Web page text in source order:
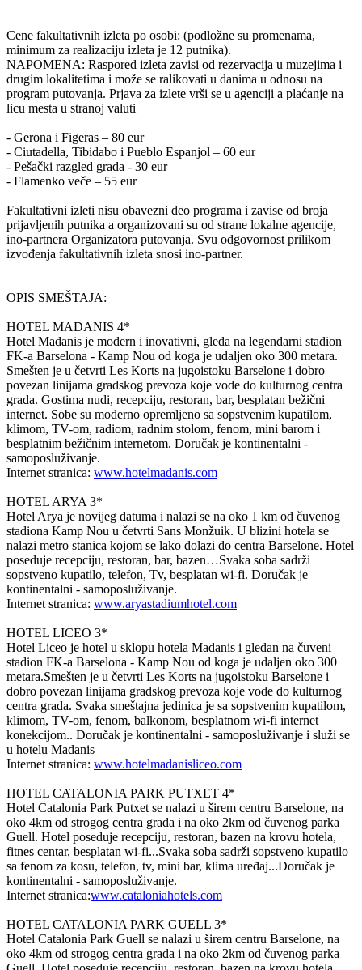
Cene fakultativnih izleta po osobi: (podložne su promenama,
minimum za realizaciju izleta je 12 putnika).
NAPOMENA: Raspored izleta zavisi od rezervacija u muzejima i
drugim lokalitetima i može se ralikovati u danima u odnosu na
program putovanja. Prjava za izlete vrši se u agenciji a plaćanje na
licu mesta u stranoj valuti
- Gerona i Figeras – 80 eur
- Ciutadella, Tibidabo i Pueblo Espanjol – 60 eur
- Pešački razgled grada - 30 eur
- Flamenko veče – 55 eur
Fakultativni izleti nisu obavezni deo programa i zavise od broja
prijavljenih putnika a organizovani su od strane lokalne agencije,
ino-partnera Organizatora putovanja. Svu odgovornost prilikom
izvođenja fakultativnih izleta snosi ino-partner.
OPIS SMEŠTAJA:
HOTEL MADANIS 4*
Hotel Madanis je modern i inovativni, gleda na legendarni stadion
FK-a Barselona - Kamp Nou od koga je udaljen oko 300 metara.
Smešten je u četvrti Les Korts na jugoistoku Barselone i dobro
povezan linijama gradskog prevoza koje vode do kulturnog centra
grada. Gostima nudi, recepciju, restoran, bar, besplatan bežični
internet. Sobe su moderno opremljeno sa sopstvenim kupatilom,
klimom, TV-om, radiom, radnim stolom, fenom, mini barom i
besplatnim bežičnim internetom. Doručak je kontinentalni -
samoposluživanje.
Internet stranica: www.hotelmadanis.com
HOTEL ARYA 3*
Hotel Arya je novijeg datuma i nalazi se na oko 1 km od čuvenog
stadiona Kamp Nou u četvrti Sans Monžuik. U blizini hotela se
nalazi metro stanica kojom se lako dolazi do centra Barselone. Hotel
poseduje recepciju, restoran, bar, bazen…Svaka soba sadrži
sopstveno kupatilo, telefon, Tv, besplatan wi-fi. Doručak je
kontinentalni - samoposluživanje.
Internet stranica: www.aryastadiumhotel.com
HOTEL LICEO 3*
Hotel Liceo je hotel u sklopu hotela Madanis i gledan na čuveni
stadion FK-a Barselona - Kamp Nou od koga je udaljen oko 300
metara.Smešten je u četvrti Les Korts na jugoistoku Barselone i
dobro povezan linijama gradskog prevoza koje vode do kulturnog
centra grada. Svaka smeštajna jedinica je sa sopstvenim kupatilom,
klimom, TV-om, fenom, balkonom, besplatnom wi-fi internet
konekcijom.. Doručak je kontinentalni - samoposluživanje i služi se
u hotelu Madanis
Internet stranica: www.hotelmadanisliceo.com
HOTEL CATALONIA PARK PUTXET 4*
Hotel Catalonia Park Putxet se nalazi u širem centru Barselone, na
oko 4km od strogog centra grada i na oko 2km od čuvenog parka
Guell. Hotel poseduje recepciju, restoran, bazen na krovu hotela,
fitnes centar, besplatan wi-fi...Svaka soba sadrži sopstveno kupatilo
sa fenom za kosu, telefon, tv, mini bar, klima uređaj...Doručak je
kontinentalni - samoposluživanje.
Internet stranica:www.cataloniahotels.com
HOTEL CATALONIA PARK GUELL 3*
Hotel Catalonia Park Guell se nalazi u širem centru Barselone, na
oko 4km od strogog centra grada i na oko 2km od čuvenog parka